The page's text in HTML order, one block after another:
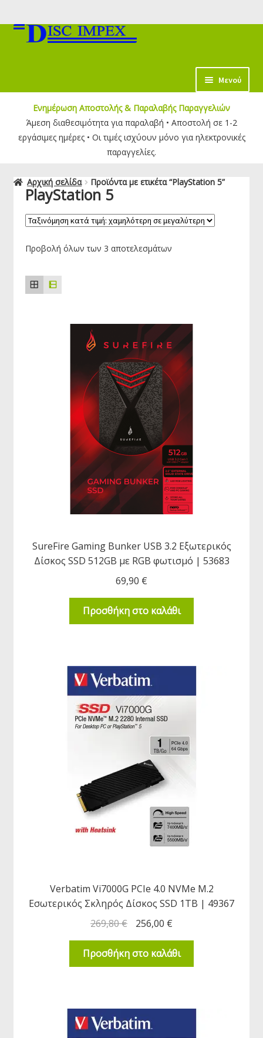
Απευθείας
μετάβαση
Μετάβαση
Μενού
Ενημέρωση Αποστολής & Παραλαβής Παραγγελιών
Άμεση διαθεσιμότητα για παραλαβή • Αποστολή σε 1-2
εργάσιμες ημέρες • Οι τιμές ισχύουν μόνο για ηλεκτρονικές
παραγγελίες.
Αρχική σελίδα Προϊόντα με ετικέτα “PlayStation 5”
PlayStation 5
Προβολή όλων των 3 αποτελεσμάτων
SureFire Gaming Bunker USB 3.2 Εξωτερικός
Δίσκος SSD 512GB με RGB φωτισμό | 53683
69,90 €
Προσθήκη στο καλάθι
Verbatim Vi7000G PCIe 4.0 NVMe M.2
Εσωτερικός Σκληρός Δίσκος SSD 1TB | 49367
269,80€ 256,00 €
Προσθήκη στο καλάθι